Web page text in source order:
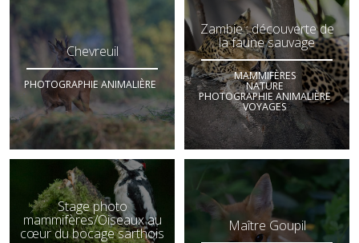
Chevreuil
PHOTOGRAPHIE ANIMALIÈRE
Zambie : découverte de
la faune sauvage
MAMMIFÈRES
NATURE
PHOTOGRAPHIE ANIMALIÈRE
VOYAGES
Stage photo
mammifères/Oiseaux au
cœur du bocage sarthois Maître Goupil